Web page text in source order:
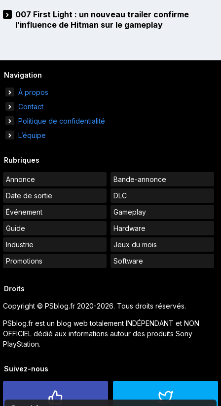
007 First Light : un nouveau trailer confirme
l’influence de Hitman sur le gameplay
Navigation
À propos
Contact
Politique de confidentialité
L’équipe
Rubriques
Annonce
Bande-annonce
Date de sortie
DLC
Événement
Gameplay
Guide
Hardware
Industrie
Jeux du mois
Promotions
Software
Droits
Copyright © PSblog.fr 2020-2026. Tous droits réservés.
PSblog.fr est un blog web totalement INDÉPENDANT et NON
OFFICIEL dédié aux informations autour des produits Sony
PlayStation.
Suivez-nous